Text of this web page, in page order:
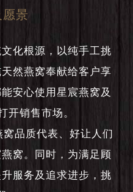
景
化根源，以纯手工挑
然燕窝奉献给客户享
安心使用星宸燕窝及
开销售市场。
品质代表、好让人们
窝。同时，为满足顾
服务及追求进步，挑